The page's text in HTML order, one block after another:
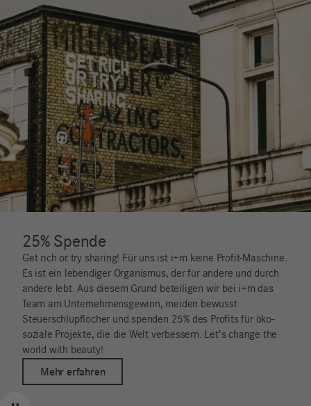
Unser Herz schlägt fair – daher beziehen wir unsere
Rohstoffe wo immer möglich von fairen Initiativen aus der
ganzen Welt. Ob Fair Trade zertifiziertes Arganöl aus
Marokko, Avocadoöl aus Kenia, Mandelöl aus Pakistan oder
Kakaobutter aus Peru: Unsere langjährigen Partnerschaften
sichern einen fairen Handel, faire Löhne und
menschenwürdige Arbeitsbedingungen, die regelmäßig
überprüft werden.
Mehr erfahren